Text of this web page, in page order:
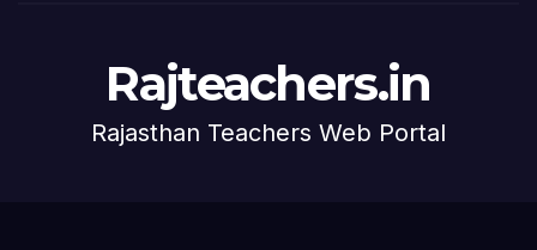
Rajteachers.in
Rajasthan Teachers Web Portal